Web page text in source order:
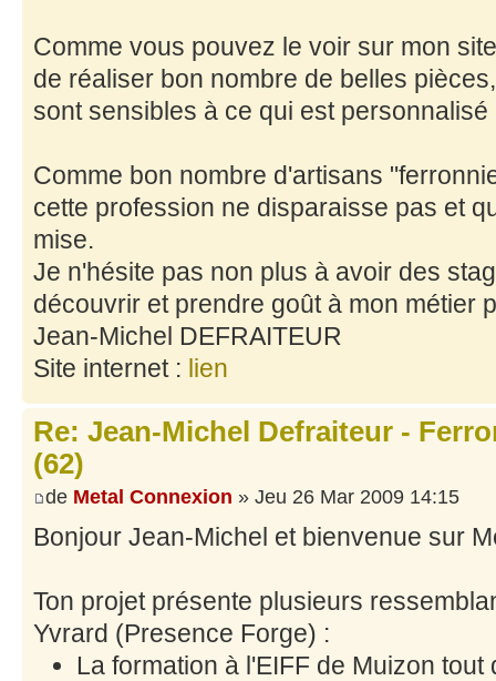
Comme vous pouvez le voir sur mon
de réaliser bon nombre de belles
sont sensibles à ce qui est
Comme bon nombre d'artisans
cette profession ne disparaisse pas et
mise.
Je n'hésite pas non plus à avoir des
découvrir et prendre goût à mon métier
Jean-Michel DEFRAITEUR
Site internet : lien
Re: Jean-Michel Defraiteur -
(62)
de Metal Connexion » Jeu 26 Mar 2009 14:15
Bonjour Jean-Michel et bienvenue sur
Ton projet présente plusieurs
Yvrard (Presence Forge) :
La formation à l'EIFF de Muizon